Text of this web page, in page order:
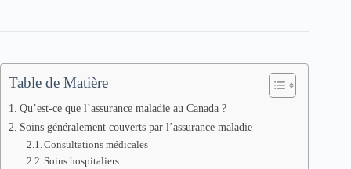
Table de Matière
Qu’est-ce que l’assurance maladie au Canada ?
Soins généralement couverts par l’assurance maladie
Consultations médicales
Soins hospitaliers